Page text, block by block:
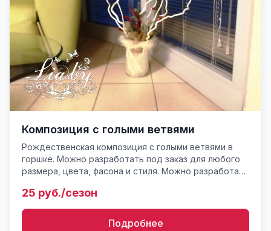
Композиция с голыми ветвями
Рождественская композиция с голыми ветвями в
горшке. Можно разработать под заказ для любого
размера, цвета, фасона и стиля. Можно разработать
25 руб./сезон
Подробнее